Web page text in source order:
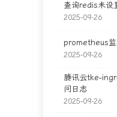
查询redis未设
2025-09-26
prometheus
2025-09-26
腾讯云tke-
问日志
2025-09-26